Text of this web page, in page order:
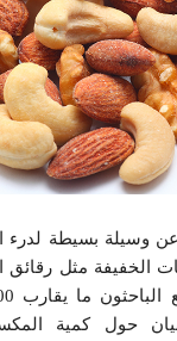
وسيلة بسيطة لدرء
الخفيفة مثل
حول كمية